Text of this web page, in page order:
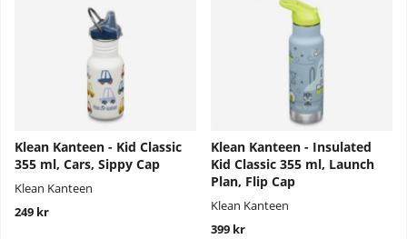
Klean Kanteen - Kid Classic
355 ml, Cars, Sippy Cap
Klean Kanteen
249 kr
Klean Kanteen - Insulated
Kid Classic 355 ml, Launch
Plan, Flip Cap
Klean Kanteen
399 kr